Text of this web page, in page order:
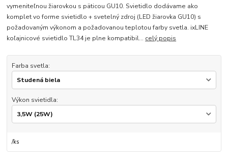
vymeniteľnou žiarovkou s päticou GU10. Svietidlo dodávame ako
komplet vo forme svietidlo + svetelný zdroj (LED žiarovka GU10) s
požadovaným výkonom a požadovanou teplotou farby svetla. ixLINE
koľajnicové svietidlo TL34 je plne kompatibil... celý popis
Farba svetla:
Výkon svietidla:
/ks